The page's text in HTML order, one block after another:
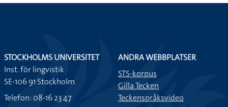
STOCKHOLMS UNIVERSITET
Inst. för lingvistik
SE-106 91 Stockholm
Telefon: 08-16 23 47
ANDRA WEBBPLATSER
STS-korpus
Gilla Tecken
Teckenspråksvideo